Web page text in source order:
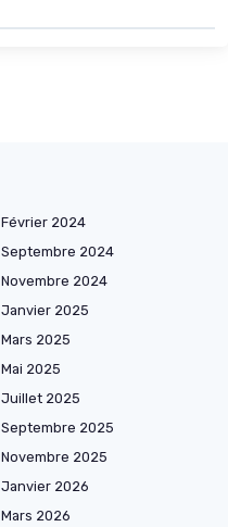
Février 2024
Septembre 2024
Novembre 2024
Janvier 2025
Mars 2025
Mai 2025
Juillet 2025
Septembre 2025
Novembre 2025
Janvier 2026
Mars 2026